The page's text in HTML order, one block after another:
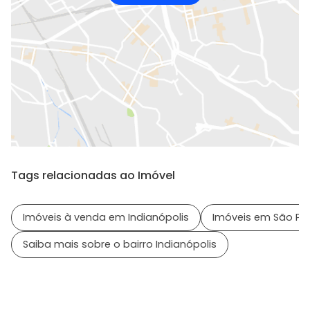
Tags relacionadas ao Imóvel
Imóveis à venda em Indianópolis
Imóveis em São
Saiba mais sobre o bairro Indianópolis